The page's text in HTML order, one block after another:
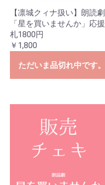
【凛城クィナ扱い】朗読劇
「星を買いませんか」応援
札1800円
￥1,800
ただいま品切れ中です。